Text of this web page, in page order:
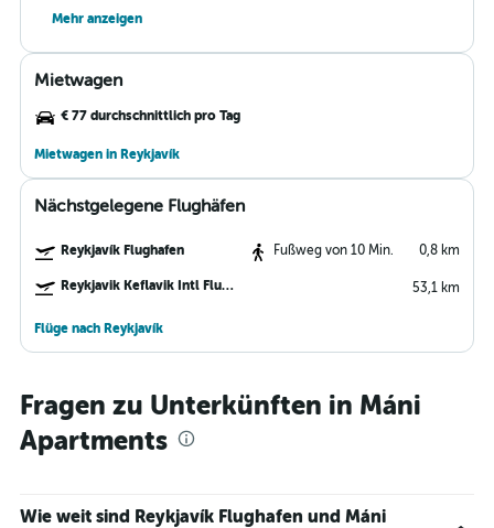
Mehr anzeigen
Mietwagen
€ 77 durchschnittlich pro Tag
Mietwagen in Reykjavík
Nächstgelegene Flughäfen
Reykjavík Flughafen Fußweg von 10 Min. 0,8 km
Reykjavik Keflavik Intl Flughafen 53,1 km
Flüge nach Reykjavík
Fragen zu Unterkünften in Máni
Apartments
Wie weit sind Reykjavík Flughafen und Máni